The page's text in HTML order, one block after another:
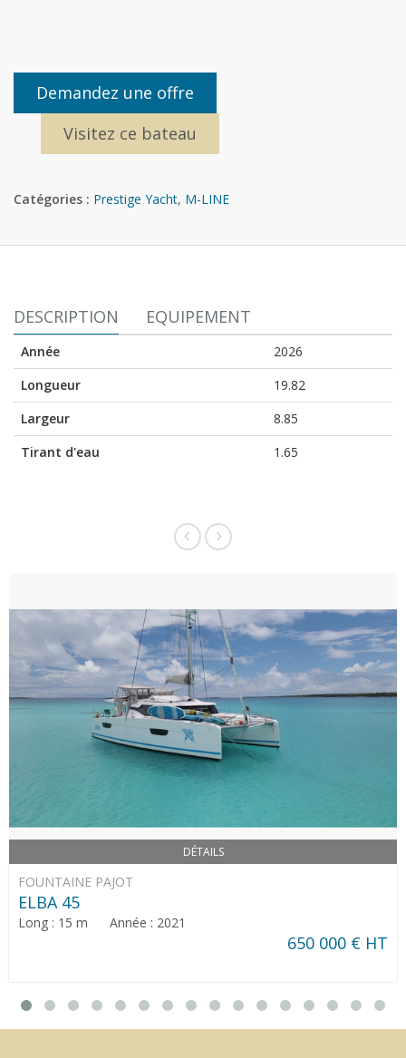
Demandez une offre
Visitez ce bateau
Catégories : Prestige Yacht, M-LINE
DESCRIPTION EQUIPEMENT
Année
2026
Longueur
19.82
Largeur
8.85
Tirant d'eau
1.65
DÉTAILS
FOUNTAINE PAJOT
ELBA 45
Long : 15 m Année : 2021
650 000 € HT